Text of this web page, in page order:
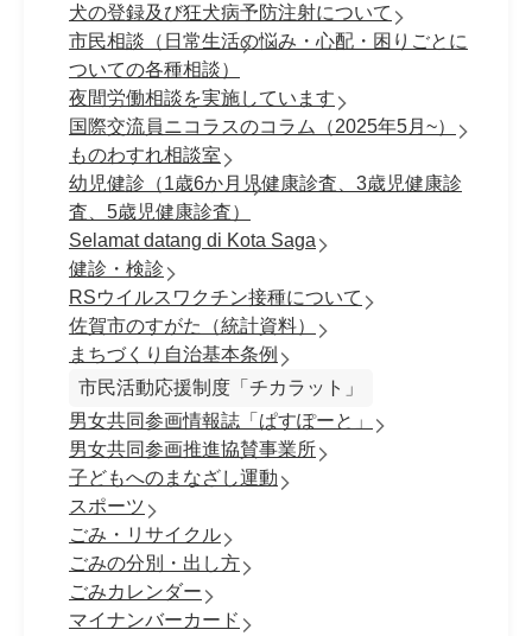
犬の登録及び狂犬病予防注射について
市民相談（日常生活の悩み・心配・困りごとに
ついての各種相談）
夜間労働相談を実施しています
国際交流員ニコラスのコラム（2025年5月~）
ものわすれ相談室
幼児健診（1歳6か月児健康診査、3歳児健康診
査、5歳児健康診査）
Selamat datang di Kota Saga
健診・検診
RSウイルスワクチン接種について
佐賀市のすがた（統計資料）
まちづくり自治基本条例
市民活動応援制度「チカラット」
男女共同参画情報誌「ぱすぽーと」
男女共同参画推進協賛事業所
子どもへのまなざし運動
スポーツ
ごみ・リサイクル
ごみの分別・出し方
ごみカレンダー
マイナンバーカード